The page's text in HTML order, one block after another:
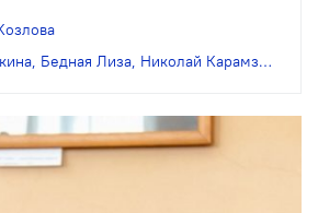
куклы господина
Петербурга покажут
по одноимённой
Постановка
из центральных событий
, Бедная Лиза, Николай Карамзин